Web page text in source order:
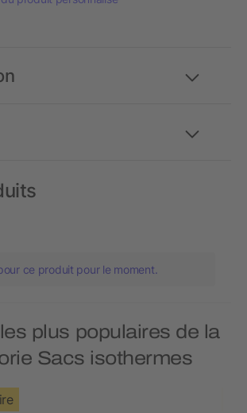
ce produit pour le moment.
plus populaires de la
Sacs isothermes